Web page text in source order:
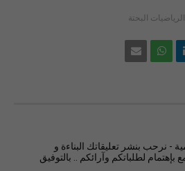
الرياضيات البحتة
- نرحب بنشر تعليقاتك البناءة و
بإهتمام لطلباتكم وآرائكم .. بالتوفيق